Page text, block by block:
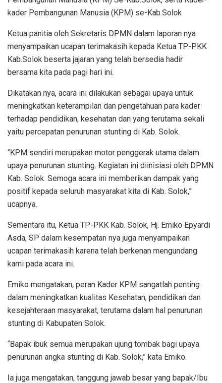
kader Pembangunan Manusia (KPM) se-Kab.Solok
Ketua panitia oleh Sekretaris DPMN dalam laporan nya
menyampaikan ucapan terimakasih kepada Ketua TP-PKK
Kab.Solok beserta jajaran yang telah bersedia hadir
bersama kita pada pagi hari ini.
Dikatakan nya, acara ini dilakukan sebagai upaya untuk
meningkatkan keterampilan dan pengetahuan para kader
terhadap pendidikan, kesehatan dan yang terutama sekali
yaitu percepatan penurunan stunting di Kab. Solok.
“KPM sendiri merupakan motor penggerak utama dalam
upaya penurunan stunting. Kegiatan ini diinisiasi oleh DPMN
Kab. Solok. Semoga acara ini memberikan dampak yang
positif kepada seluruh masyarakat kita di Kab. Solok,”
ucapnya.
Sementara itu, Ketua TP-PKK Kab. Solok, Hj. Emiko Epyardi
Asda, SP dalam kesempatan nya juga menyampaikan
ucapan terimakasih karena telah berkenan mengundang
kami pada acara ini.
Emiko mengatakan, peran Kader KPM sangatlah penting
dalam meningkatkan kualitas Kesehatan, pendidikan dan
kesejahteraan masyarakat, terutama dalam hal penurunan
stunting di Kabupaten Solok.
“Bapak ibuk semua merupakan ujung tombak bagi upaya
penurunan angka stunting di Kab. Solok,” kata Emiko.
Ia juga mengatakan, tanggung jawab besar yang bapak/Ibu